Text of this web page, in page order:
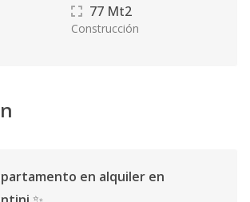
77 Mt2
Construcción
en alquiler en